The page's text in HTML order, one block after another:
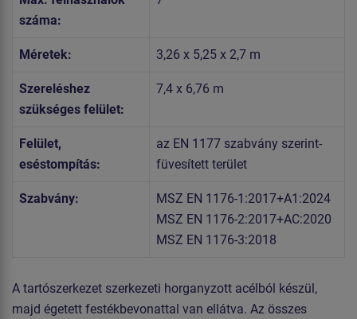
száma:
Méretek: 3,26 x 5,25 x 2,7 m
Szereléshez
szükséges felület:
7,4 x 6,76 m
Felület,
eséstompítás:
az EN 1177 szabvány szerint-
füvesített terület
Szabvány:
MSZ EN 1176-1:2017+A1:2024
MSZ EN 1176-2:2017+AC:2020
MSZ EN 1176-3:2018
A tartószerkezet szerkezeti horganyzott acélból készül,
majd égetett festékbevonattal van ellátva. Az összes